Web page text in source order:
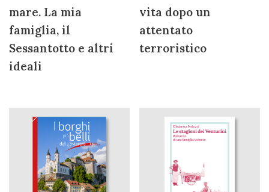
mare. La mia
famiglia, il
Sessantotto e altri
ideali
vita dopo un
attentato
terroristico